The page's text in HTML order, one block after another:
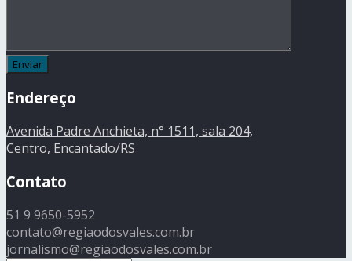
Endereço
Avenida Padre Anchieta, n° 1511, sala 204,
Centro, Encantado/RS
Contato
51 9 9650-5952
contato@regiaodosvales.com.br
jornalismo@regiaodosvales.com.br